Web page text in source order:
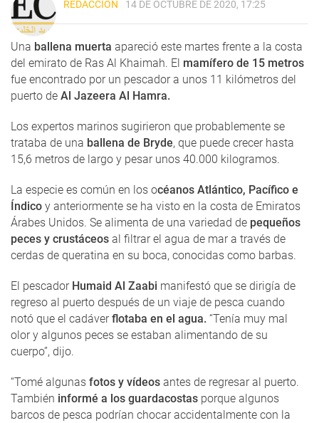
REDACCIÓN 14 DE OCTUBRE DE 2020, 17:25
Una ballena muerta apareció este martes frente a la costa
del emirato de Ras Al Khaimah. El mamífero de 15 metros
fue encontrado por un pescador a unos 11 kilómetros del
puerto de Al Jazeera Al Hamra.
Los expertos marinos sugirieron que probablemente se
trataba de una ballena de Bryde, que puede crecer hasta
15,6 metros de largo y pesar unos 40.000 kilogramos.
La especie es común en los océanos Atlántico, Pacífico e
Índico y anteriormente se ha visto en la costa de Emiratos
Árabes Unidos. Se alimenta de una variedad de pequeños
peces y crustáceos al filtrar el agua de mar a través de
cerdas de queratina en su boca, conocidas como barbas.
El pescador Humaid Al Zaabi manifestó que se dirigía de
regreso al puerto después de un viaje de pesca cuando
notó que el cadáverflotaba en el agua. “Tenía muy mal
olor y algunos peces se estaban alimentando de su
cuerpo”, dijo.
“Tomé algunas fotos y vídeos antes de regresar al puerto.
También informé a los guardacostas porque algunos
barcos de pesca podrían chocar accidentalmente con la